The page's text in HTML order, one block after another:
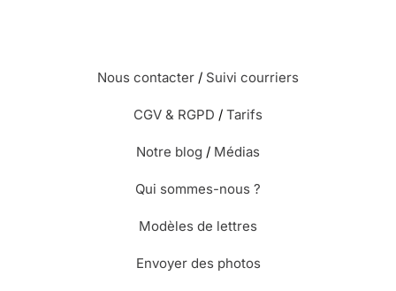
Nous contacter / Suivi courriers
CGV & RGPD / Tarifs
Notre blog / Médias
Qui sommes-nous ?
Modèles de lettres
Envoyer des photos